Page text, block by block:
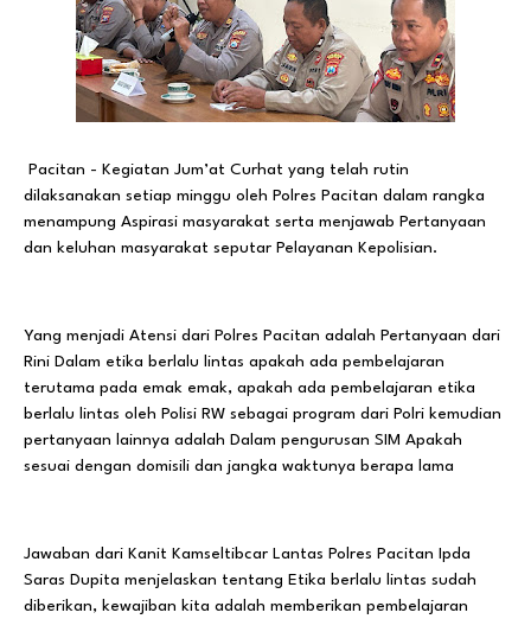
Pacitan - Kegiatan Jum’at Curhat yang telah rutin
dilaksanakan setiap minggu oleh Polres Pacitan dalam rangka
menampung Aspirasi masyarakat serta menjawab Pertanyaan
dan keluhan masyarakat seputar Pelayanan Kepolisian.
Yang menjadi Atensi dari Polres Pacitan adalah Pertanyaan dari
Rini Dalam etika berlalu lintas apakah ada pembelajaran
terutama pada emak emak, apakah ada pembelajaran etika
berlalu lintas oleh Polisi RW sebagai program dari Polri kemudian
pertanyaan lainnya adalah Dalam pengurusan SIM Apakah
sesuai dengan domisili dan jangka waktunya berapa lama
Jawaban dari Kanit Kamseltibcar Lantas Polres Pacitan Ipda
Saras Dupita menjelaskan tentang Etika berlalu lintas sudah
diberikan, kewajiban kita adalah memberikan pembelajaran